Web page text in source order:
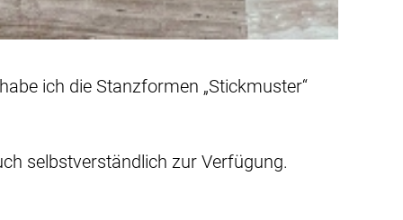
ich die Stanzformen „Stickmuster“
selbstverständlich zur Verfügung.